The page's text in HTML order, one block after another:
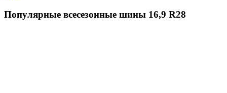
Популярные всесезонные шины 16,9 R28